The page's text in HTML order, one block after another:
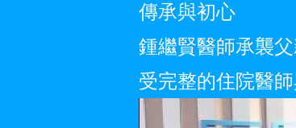
傳承與初心
鍾繼賢醫師承襲
受完整的住院醫